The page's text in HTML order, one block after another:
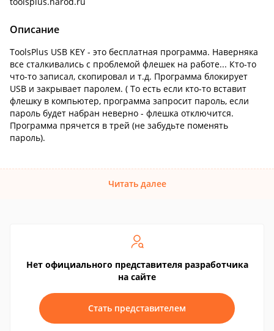
Описание
ToolsPlus USB KEY - это бесплатная программа. Наверняка
все сталкивались с проблемой флешек на работе... Кто-то
что-то записал, скопировал и т.д. Программа блокирует
USB и закрывает паролем. ( То есть если кто-то вставит
флешку в компьютер, программа запросит пароль, если
пароль будет набран неверно - флешка отключится.
Программа прячется в трей (не забудьте поменять
пароль).
Читать далее
Нет официального представителя разработчика
на сайте
Стать представителем